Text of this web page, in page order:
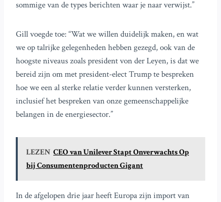
sommige van de types berichten waar je naar verwijst.”
Gill voegde toe: “Wat we willen duidelijk maken, en wat
we op talrijke gelegenheden hebben gezegd, ook van de
hoogste niveaus zoals president von der Leyen, is dat we
bereid zijn om met president-elect Trump te bespreken
hoe we een al sterke relatie verder kunnen versterken,
inclusief het bespreken van onze gemeenschappelijke
belangen in de energiesector.”
LEZEN CEO van Unilever Stapt Onverwachts Op
bij Consumentenproducten Gigant
In de afgelopen drie jaar heeft Europa zijn import van